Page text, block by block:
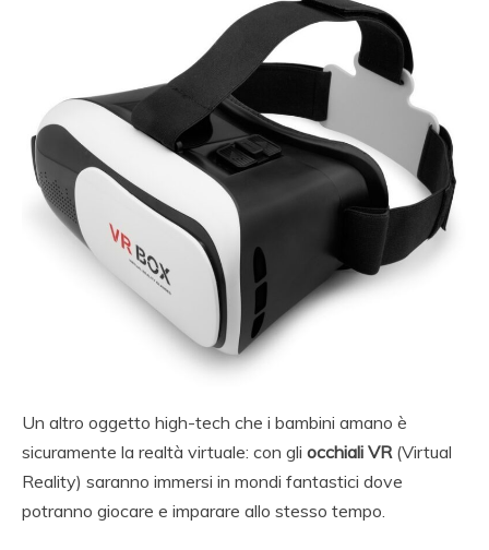
Un altro oggetto high-tech che i bambini amano è
sicuramente la realtà virtuale: con gli occhiali VR(Virtual
Reality) saranno immersi in mondi fantastici dove
potranno giocare e imparare allo stesso tempo.